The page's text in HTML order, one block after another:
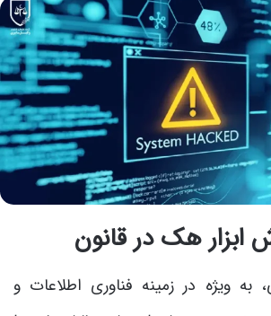
ابزار هک در قانون
به ویژه در زمینه فناوری اطلاعات و